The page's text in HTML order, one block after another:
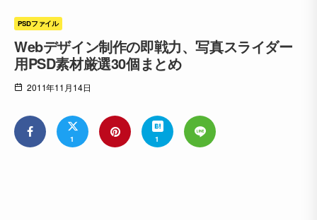
PSDファイル
Webデザイン制作の即戦力、写真スライダー
用PSD素材厳選30個まとめ
2011年11月14日
1 1